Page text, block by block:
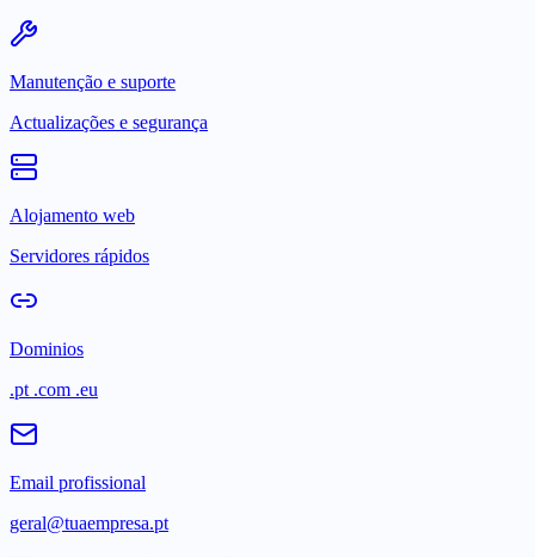
Manutenção e suporte
Actualizações e segurança
Alojamento web
Servidores rápidos
Dominios
.pt .com .eu
Email profissional
geral@tuaempresa.pt